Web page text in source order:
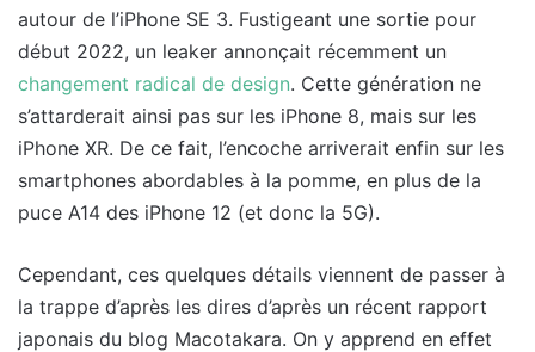
autour de l’iPhone SE 3. Fustigeant une sortie pour
début 2022, un leaker annonçait récemment un
changement radical de design. Cette génération ne
s’attarderait ainsi pas sur les iPhone 8, mais sur les
iPhone XR. De ce fait, l’encoche arriverait enfin sur les
smartphones abordables à la pomme, en plus de la
puce A14 des iPhone 12 (et donc la 5G).
Cependant, ces quelques détails viennent de passer à
la trappe d’après les dires d’après un récent rapport
japonais du blog Macotakara. On y apprend en effet